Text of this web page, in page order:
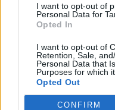
I want to opt-out of
Personal Data for
Opted In
I want to opt-out of
Retention, Sale,
Personal Data that
Purposes for which
Opted Out
CONFIRM